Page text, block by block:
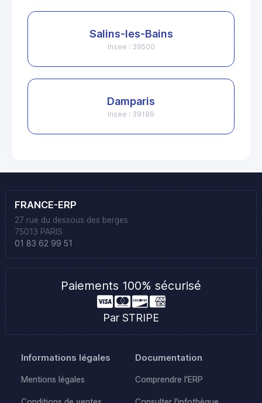
Salins-les-Bains
Insee : 39500
Damparis
Insee : 39189
FRANCE-ERP
27 rue du dessous des berges
75013 PARIS
01 83 62 99 51
Paiements 100% sécurisé
Par STRIPE
Informations légales
Mentions légales
Documentation
Comprendre l'ERP